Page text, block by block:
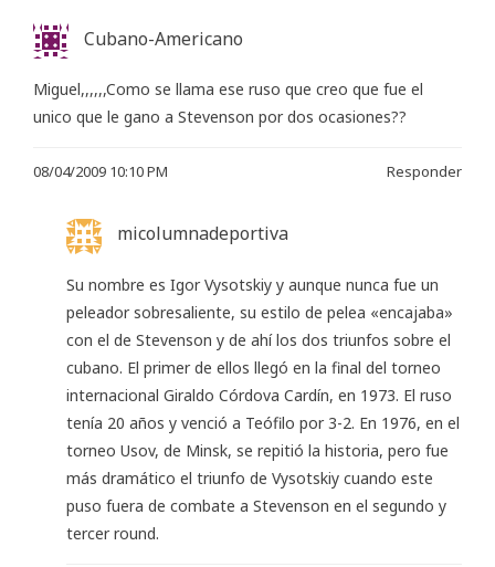
Cubano-Americano
Miguel,,,,,,Como se llama ese ruso que creo que fue el
unico que le gano a Stevenson por dos ocasiones??
08/04/2009 10:10 PM Responder
micolumnadeportiva
Su nombre es Igor Vysotskiy y aunque nunca fue un
peleador sobresaliente, su estilo de pelea «encajaba»
con el de Stevenson y de ahí los dos triunfos sobre el
cubano. El primer de ellos llegó en la final del torneo
internacional Giraldo Córdova Cardín, en 1973. El ruso
tenía 20 años y venció a Teófilo por 3-2. En 1976, en el
torneo Usov, de Minsk, se repitió la historia, pero fue
más dramático el triunfo de Vysotskiy cuando este
puso fuera de combate a Stevenson en el segundo y
tercer round.